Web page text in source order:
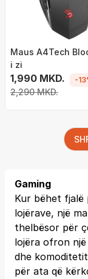
Maus A4Tech
i zi
1,990 MKD.
2,290 MKD.
-
Gaming
Kur bëhet fjalë
lojërave, një
thelbësor për
lojëra ofron
dhe
për ata që